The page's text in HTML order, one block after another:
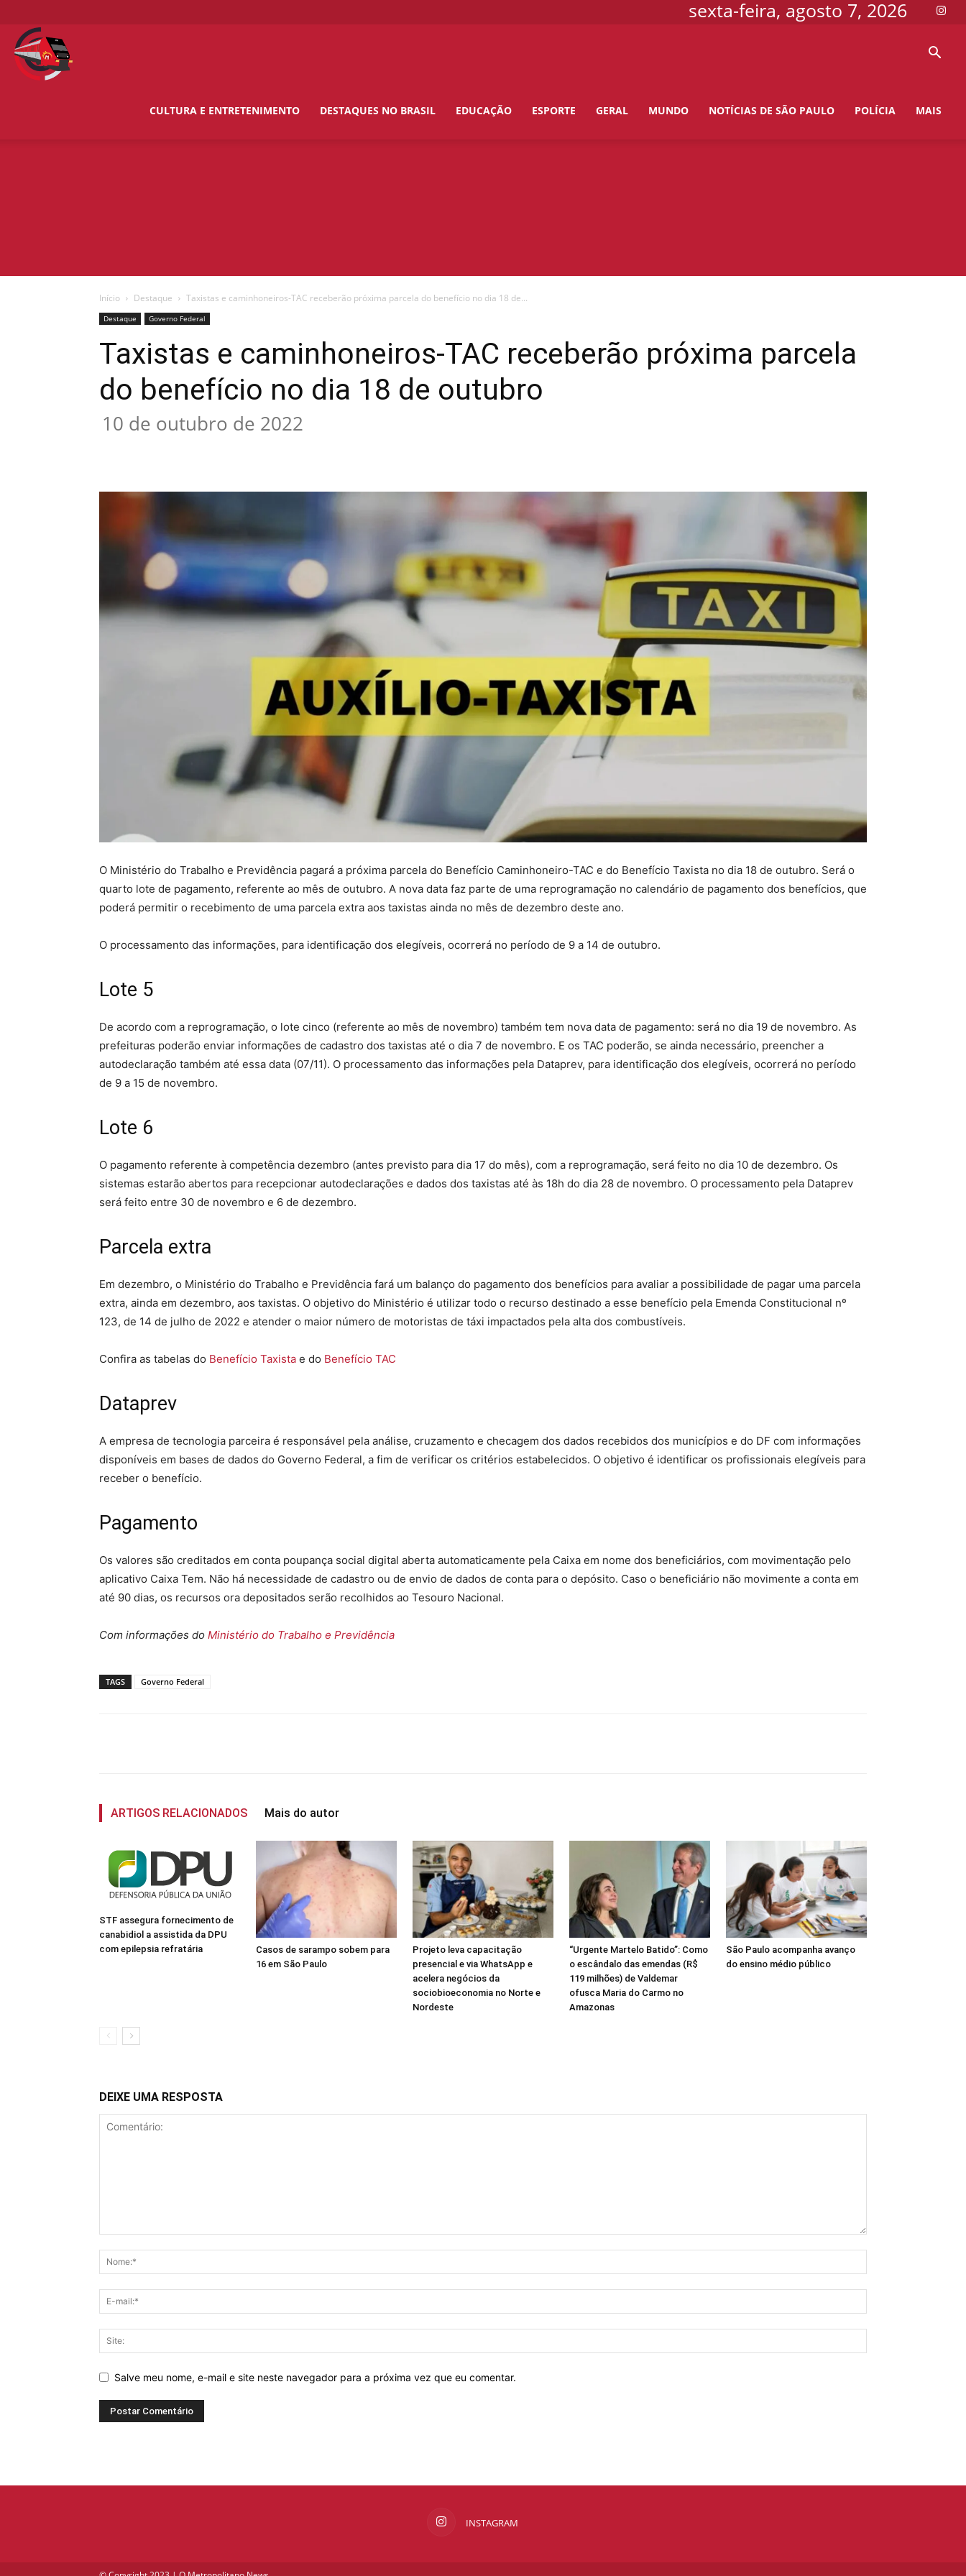
sexta-feira, agosto 7, 2026
CULTURA E ENTRETENIMENTO DESTAQUES NO BRASIL EDUCAÇÃO ESPORTE GERAL MUNDO NOTÍCIAS DE SÃO PAULO POLÍCIA MAIS
Início Destaque Taxistas e caminhoneiros-TAC receberão próxima parcela do benefício no dia 18 de...
Destaque Governo Federal
Taxistas e caminhoneiros-TAC receberão próxima parcela
do benefício no dia 18 de outubro
10 de outubro de 2022
O Ministério do Trabalho e Previdência pagará a próxima parcela do Benefício Caminhoneiro-TAC e do Benefício Taxista no dia 18 de outubro. Será o
quarto lote de pagamento, referente ao mês de outubro. A nova data faz parte de uma reprogramação no calendário de pagamento dos benefícios, que
poderá permitir o recebimento de uma parcela extra aos taxistas ainda no mês de dezembro deste ano.
O processamento das informações, para identificação dos elegíveis, ocorrerá no período de 9 a 14 de outubro.
Lote 5
De acordo com a reprogramação, o lote cinco (referente ao mês de novembro) também tem nova data de pagamento: será no dia 19 de novembro. As
prefeituras poderão enviar informações de cadastro dos taxistas até o dia 7 de novembro. E os TAC poderão, se ainda necessário, preencher a
autodeclaração também até essa data (07/11). O processamento das informações pela Dataprev, para identificação dos elegíveis, ocorrerá no período
de 9 a 15 de novembro.
Lote 6
O pagamento referente à competência dezembro (antes previsto para dia 17 do mês), com a reprogramação, será feito no dia 10 de dezembro. Os
sistemas estarão abertos para recepcionar autodeclarações e dados dos taxistas até às 18h do dia 28 de novembro. O processamento pela Dataprev
será feito entre 30 de novembro e 6 de dezembro.
Parcela extra
Em dezembro, o Ministério do Trabalho e Previdência fará um balanço do pagamento dos benefícios para avaliar a possibilidade de pagar uma parcela
extra, ainda em dezembro, aos taxistas. O objetivo do Ministério é utilizar todo o recurso destinado a esse benefício pela Emenda Constitucional nº
123, de 14 de julho de 2022 e atender o maior número de motoristas de táxi impactados pela alta dos combustíveis.
Confira as tabelas do Benefício Taxista e do Benefício TAC
Dataprev
A empresa de tecnologia parceira é responsável pela análise, cruzamento e checagem dos dados recebidos dos municípios e do DF com informações
disponíveis em bases de dados do Governo Federal, a fim de verificar os critérios estabelecidos. O objetivo é identificar os profissionais elegíveis para
receber o benefício.
Pagamento
Os valores são creditados em conta poupança social digital aberta automaticamente pela Caixa em nome dos beneficiários, com movimentação pelo
aplicativo Caixa Tem. Não há necessidade de cadastro ou de envio de dados de conta para o depósito. Caso o beneficiário não movimente a conta em
até 90 dias, os recursos ora depositados serão recolhidos ao Tesouro Nacional.
Com informações do Ministério do Trabalho e Previdência
TAGS Governo Federal
ARTIGOS RELACIONADOS Mais do autor
STF assegura fornecimento de
canabidiol a assistida da DPU
com epilepsia refratária
Casos de sarampo sobem para
16 em São Paulo
Projeto leva capacitação
presencial e via WhatsApp e
acelera negócios da
sociobioeconomia no Norte e
Nordeste
“Urgente Martelo Batido”: Como
o escândalo das emendas (R$
119 milhões) de Valdemar
ofusca Maria do Carmo no
Amazonas
São Paulo acompanha avanço
do ensino médio público
DEIXE UMA RESPOSTA
Salve meu nome, e-mail e site neste navegador para a próxima vez que eu comentar.
INSTAGRAM